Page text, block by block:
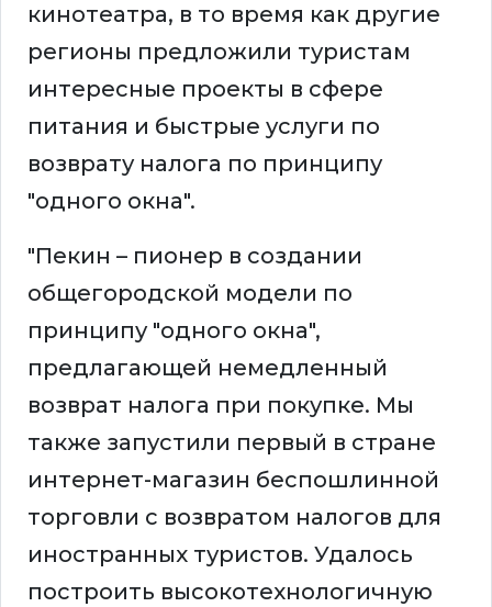
кинотеатра, в то время как другие
регионы предложили туристам
интересные проекты в сфере
питания и быстрые услуги по
возврату налога по принципу
"одного окна".
"Пекин – пионер в создании
общегородской модели по
принципу "одного окна",
предлагающей немедленный
возврат налога при покупке. Мы
также запустили первый в стране
интернет-магазин беспошлинной
торговли с возвратом налогов для
иностранных туристов. Удалось
построить высокотехнологичную